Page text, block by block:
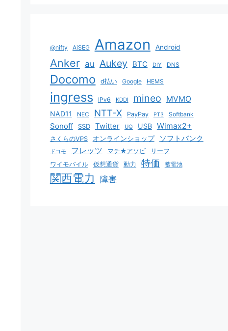
@nifty AiSEG Amazon Android
Anker au Aukey BTC DIY DNS
Docomo d払い Google HEMS
ingress IPv6 KDDI mineo MVMO
NAD11 NEC NTT-X PayPay PT3 Softbank
Sonoff SSD Twitter UQ USB Wimax2+
さくらのVPS オンラインショップ ソフトバンク
ドコモ フレッツ マチ★アソビ
リーフ
ワイモバイル
仮想通貨 動力 特価 蓄電池
関西電力 障害